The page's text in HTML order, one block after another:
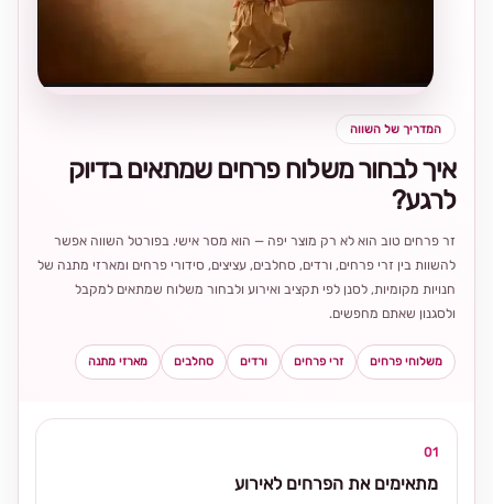
המדריך של השווה
איך לבחור משלוח פרחים שמתאים בדיוק
לרגע?
זר פרחים טוב הוא לא רק מוצר יפה — הוא מסר אישי. בפורטל השווה אפשר
להשוות בין זרי פרחים, ורדים, סחלבים, עציצים, סידורי פרחים ומארזי מתנה של
חנויות מקומיות, לסנן לפי תקציב ואירוע ולבחור משלוח שמתאים למקבל
ולסגנון שאתם מחפשים.
משלוחי פרחים זרי פרחים ורדים סחלבים מארזי מתנה
01
מתאימים את הפרחים לאירוע